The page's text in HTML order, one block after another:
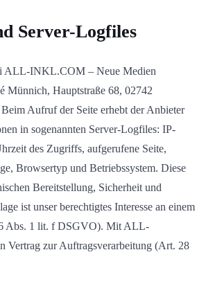
Server-Logfiles
ALL-INKL.COM – Neue Medien
Münnich, Hauptstraße 68, 02742
Aufruf der Seite erhebt der Anbieter
in sogenannten Server-Logfiles: IP-
des Zugriffs, aufgerufene Seite,
Browsertyp und Betriebssystem. Diese
Bereitstellung, Sicherheit und
ist unser berechtigtes Interesse an einem
Abs. 1 lit. f DSGVO). Mit ALL-
Vertrag zur Auftragsverarbeitung (Art. 28